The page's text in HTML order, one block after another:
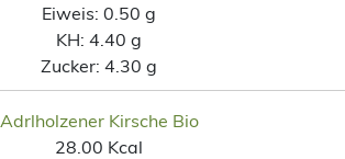
Eiweis: 0.50 g
KH: 4.40 g
Zucker: 4.30 g
Adrlholzener Kirsche Bio
28.00 Kcal